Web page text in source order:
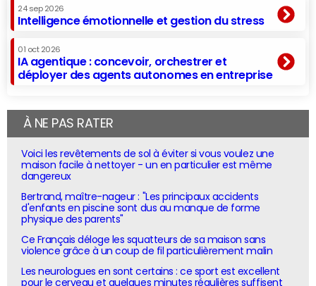
24 sep 2026
Intelligence émotionnelle et gestion du stress
01 oct 2026
IA agentique : concevoir, orchestrer et
déployer des agents autonomes en entreprise
À NE PAS RATER
Voici les revêtements de sol à éviter si vous voulez une
maison facile à nettoyer - un en particulier est même
dangereux
Bertrand, maître-nageur : "Les principaux accidents
d'enfants en piscine sont dus au manque de forme
physique des parents"
Ce Français déloge les squatteurs de sa maison sans
violence grâce à un coup de fil particulièrement malin
Les neurologues en sont certains : ce sport est excellent
pour le cerveau et quelques minutes régulières suffisent